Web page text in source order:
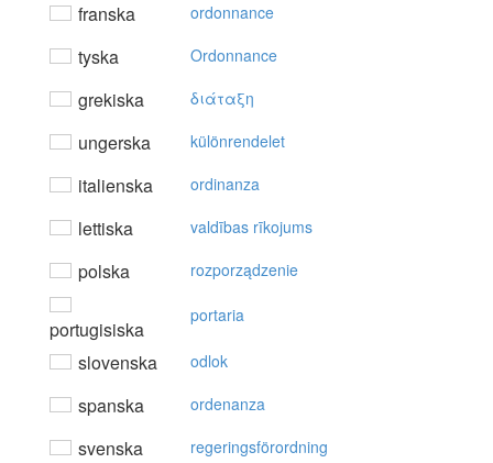
franska ordonnance
tyska Ordonnance
grekiska διάταξη
ungerska különrendelet
italienska ordinanza
lettiska valdības rīkojums
polska rozporządzenie
portugisiska
portaria
slovenska odlok
spanska ordenanza
svenska regeringsförordning